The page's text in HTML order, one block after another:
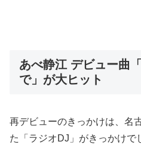
あべ静江 デビュー曲
で」が大ヒット
再デビューのきっかけは、名
た「ラジオDJ」がきっかけで